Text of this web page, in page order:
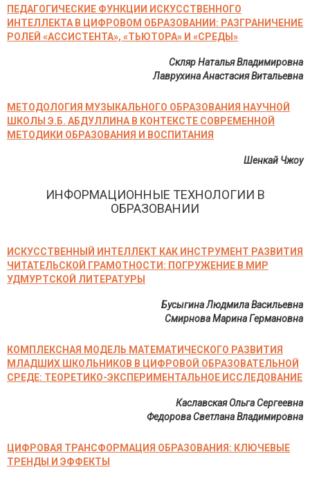
ПЕДАГОГИЧЕСКИЕ ФУНКЦИИ ИСКУССТВЕННОГО
ИНТЕЛЛЕКТА В ЦИФРОВОМ ОБРАЗОВАНИИ: РАЗГРАНИЧЕНИЕ
РОЛЕЙ «АССИСТЕНТА», «ТЬЮТОРА» И «СРЕДЫ»
Скляр Наталья Владимировна
Лаврухина Анастасия Витальевна
МЕТОДОЛОГИЯ МУЗЫКАЛЬНОГО ОБРАЗОВАНИЯ НАУЧНОЙ
ШКОЛЫ Э.Б. АБДУЛЛИНА В КОНТЕКСТЕ СОВРЕМЕННОЙ
МЕТОДИКИ ОБРАЗОВАНИЯ И ВОСПИТАНИЯ
Шенкай Чжоу
ИНФОРМАЦИОННЫЕ ТЕХНОЛОГИИ В
ОБРАЗОВАНИИ
ИСКУССТВЕННЫЙ ИНТЕЛЛЕКТ КАК ИНСТРУМЕНТ РАЗВИТИЯ
ЧИТАТЕЛЬСКОЙ ГРАМОТНОСТИ: ПОГРУЖЕНИЕ В МИР
УДМУРТСКОЙ ЛИТЕРАТУРЫ
Бусыгина Людмила Васильевна
Смирнова Марина Германовна
КОМПЛЕКСНАЯ МОДЕЛЬ МАТЕМАТИЧЕСКОГО РАЗВИТИЯ
МЛАДШИХ ШКОЛЬНИКОВ В ЦИФРОВОЙ ОБРАЗОВАТЕЛЬНОЙ
СРЕДЕ: ТЕОРЕТИКО-ЭКСПЕРИМЕНТАЛЬНОЕ ИССЛЕДОВАНИЕ
Каславская Ольга Сергеевна
Федорова Светлана Владимировна
ЦИФРОВАЯ ТРАНСФОРМАЦИЯ ОБРАЗОВАНИЯ: КЛЮЧЕВЫЕ
ТРЕНДЫ И ЭФФЕКТЫ